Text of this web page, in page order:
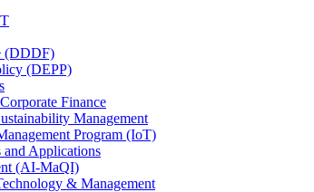
(DDDF)
(DEPP)
Finance
Management
Program (IoT)
Applications
(AI-MaQI)
& Management